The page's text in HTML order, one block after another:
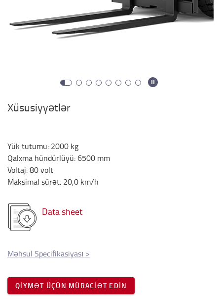
Xüsusiyyətlər
Yük tutumu: 2000 kg
Qalxma hündürlüyü:6500 mm
Voltaj:80volt
Maksimal sürət: 20,0 km/h
Data sheet
Məhsul Specifikasiyası >
QIYMƏT ÜÇÜN MÜRACIƏT EDIN